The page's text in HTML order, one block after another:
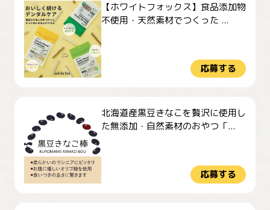
【ホワイトフォックス】食品添加物
不使用・天然素材でつくった ...
応募する
北海道産黒豆きなこを贅沢に使用し
た無添加・自然素材のおやつ「...
応募する